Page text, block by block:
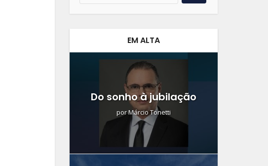
EM ALTA
Do sonho à jubilação
porMárcio Tonetti